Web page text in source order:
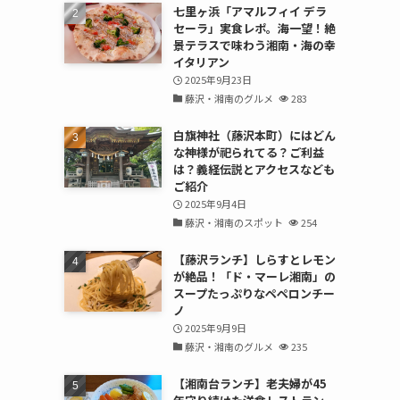
七里ヶ浜「アマルフィイ デラ
セーラ」実食レポ。海一望！絶
景テラスで味わう湘南・海の幸
イタリアン
2025年9月23日
藤沢・湘南のグルメ
283
白旗神社（藤沢本町）にはどん
な神様が祀られてる？ご利益
は？義経伝説とアクセスなども
ご紹介
2025年9月4日
藤沢・湘南のスポット
254
【藤沢ランチ】しらすとレモン
が絶品！「ド・マーレ湘南」の
スープたっぷりなペペロンチー
ノ
2025年9月9日
藤沢・湘南のグルメ
235
【湘南台ランチ】老夫婦が45